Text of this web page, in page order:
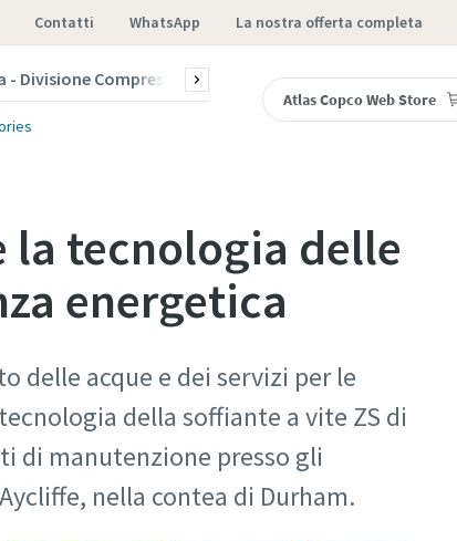
Contatti WhatsApp la nostra offerta completa
Divisione Compressori Webinar
Atlas Copco Web Store
la tecnologia delle
energetica
delle acque e dei servizi per le
della soffiante a vite ZS di
di manutenzione presso gli
nella contea di Durham.